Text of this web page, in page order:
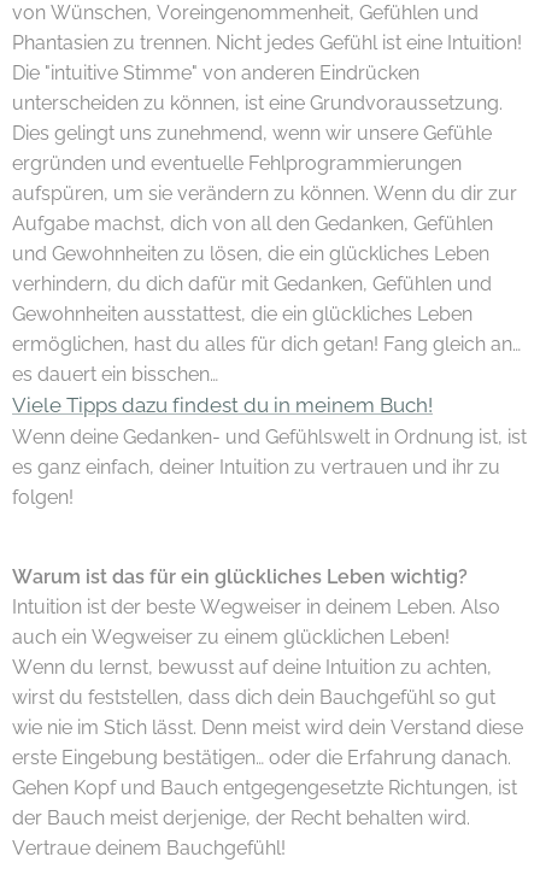
von Wünschen, Voreingenommenheit, Gefühlen und
Phantasien zu trennen. Nicht jedes Gefühl ist eine Intuition!
Die "intuitive Stimme" von anderen Eindrücken
unterscheiden zu können, ist eine Grundvoraussetzung.
Dies gelingt uns zunehmend, wenn wir unsere Gefühle
ergründen und eventuelle Fehlprogrammierungen
aufspüren, um sie verändern zu können. Wenn du dir zur
Aufgabe machst, dich von all den Gedanken, Gefühlen
und Gewohnheiten zu lösen, die ein glückliches Leben
verhindern, du dich dafür mit Gedanken, Gefühlen und
Gewohnheiten ausstattest, die ein glückliches Leben
ermöglichen, hast du alles für dich getan! Fang gleich an…
es dauert ein bisschen…
Viele Tipps dazu findest du in meinem Buch!
Wenn deine Gedanken- und Gefühlswelt in Ordnung ist, ist
es ganz einfach, deiner Intuition zu vertrauen und ihr zu
folgen!
Warum ist das für ein glückliches Leben wichtig?
Intuition ist der beste Wegweiser in deinem Leben. Also
auch ein Wegweiser zu einem glücklichen Leben!
Wenn du lernst, bewusst auf deine Intuition zu achten,
wirst du feststellen, dass dich dein Bauchgefühl so gut
wie nie im Stich lässt. Denn meist wird dein Verstand diese
erste Eingebung bestätigen… oder die Erfahrung danach.
Gehen Kopf und Bauch entgegengesetzte Richtungen, ist
der Bauch meist derjenige, der Recht behalten wird.
Vertraue deinem Bauchgefühl!